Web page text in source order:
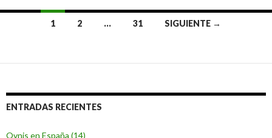
las
1 2 … 31 SIGUIENTE →
ENTRADAS RECIENTES
Ovnis en España (14)